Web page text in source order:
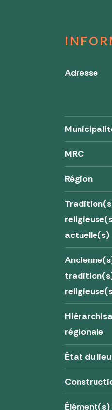
Adresse
MRC
Région
actuelle(s)
régionale
État du lieu